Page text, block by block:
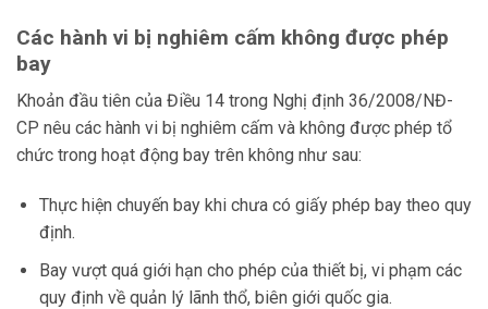
Các hành vi bị nghiêm cấm không được phép
bay
Khoản đầu tiên của Điều 14 trong Nghị định 36/2008/NĐ-
CP nêu các hành vi bị nghiêm cấm và không được phép tổ
chức trong hoạt động bay trên không như sau:
Thực hiện chuyến bay khi chưa có giấy phép bay theo quy
định.
Bay vượt quá giới hạn cho phép của thiết bị, vi phạm các
quy định về quản lý lãnh thổ, biên giới quốc gia.